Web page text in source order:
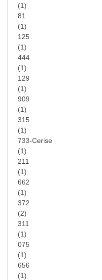
(1)
81
(1)
125
(1)
444
(1)
129
(1)
909
(1)
315
(1)
733-Cerise
(1)
211
(1)
662
(1)
372
(2)
311
(1)
075
(1)
656
(1)